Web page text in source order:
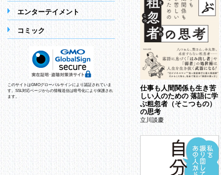
エンターテイメント
コミック
このサイトはGMOグローバルサインにより認証されていま
す。SSL対応ページからの情報送信は暗号化により保護され
ます。
仕事も人間関係も生き苦
しい人のための 落語に学
ぶ粗忽者（そこつもの）
の思考
立川談慶